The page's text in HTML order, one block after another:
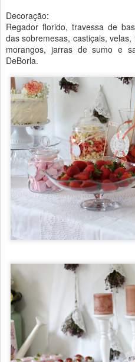
Decoração:
Regador florido, travessa de
das sobremesas, castiçais,
morangos, jarras de sumo e
DeBorla.